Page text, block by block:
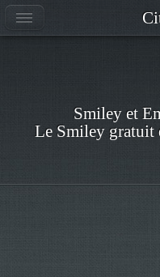
Smiley et
Le Smiley gratuit